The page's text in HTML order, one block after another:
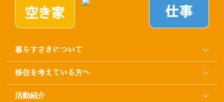
暮らすさきについて
移住を考えている方へ
活動紹介